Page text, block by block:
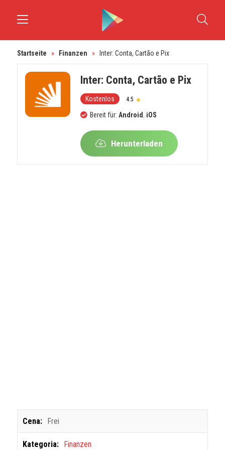
Startseite » Finanzen » Inter: Conta, Cartão e Pix
Inter: Conta, Cartão e Pix
Kostenlos 4.5
Bereit für: Android , iOS
Herunterladen
Cena: Frei
Kategoria: Finanzen